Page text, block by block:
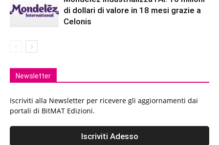
di dollari di valore in 18 mesi grazie a
Celonis
Newsletter
Iscriviti alla Newsletter per ricevere gli aggiornamenti dai
portali di BitMAT Edizioni.